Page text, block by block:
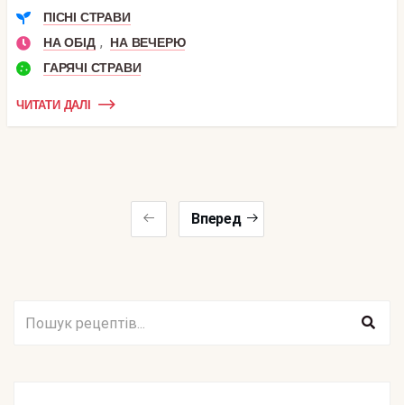
ПІСНІ СТРАВИ
НА ОБІД ,
НА ВЕЧЕРЮ
ГАРЯЧІ СТРАВИ
ЧИТАТИ ДАЛІ
Вперед